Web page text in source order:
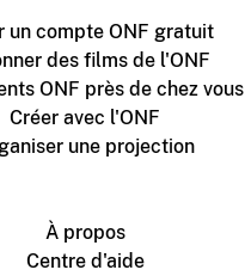
un compte ONF gratuit
des films de l'ONF
ONF près de chez vous
Créer avec l'ONF
une projection
À propos
Centre d'aide